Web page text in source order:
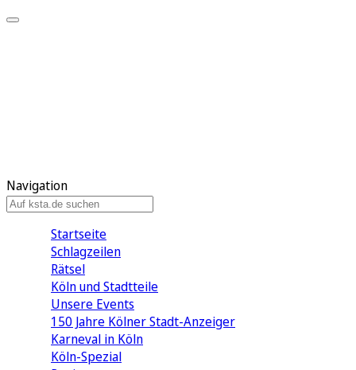
Navigation
Startseite
Schlagzeilen
Rätsel
Köln und Stadtteile
Unsere Events
150 Jahre Kölner Stadt-Anzeiger
Karneval in Köln
Köln-Spezial